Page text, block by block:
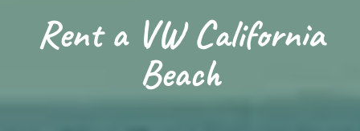
Rent a VW California
Beach
Loading...